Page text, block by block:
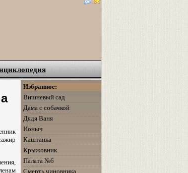
Избранное:
Вишневый сад
Дама с собачкой
Дядя Ваня
Ионыч
Каштанка
Крыжовник
Палата №6
Смерть чиновника